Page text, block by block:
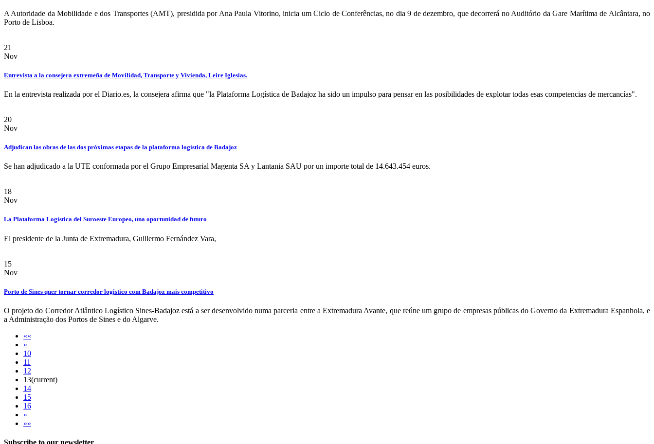
A Autoridade da Mobilidade e dos Transportes (AMT), presidida por Ana Paula Vitorino, inicia um Ciclo de Conferências, no dia 9 de dezembro, que decorrerá no Auditório da Gare Marítima de Alcântara, no
Porto de Lisboa.
21
Nov
Entrevista a la consejera extremeña de Movilidad, Transporte y Vivienda, Leire Iglesias.
En la entrevista realizada por el Diario.es, la consejera afirma que "la Plataforma Logística de Badajoz ha sido un impulso para pensar en las posibilidades de explotar todas esas competencias de mercancías".
20
Nov
Adjudican las obras de las dos próximas etapas de la plataforma logística de Badajoz
Se han adjudicado a la UTE conformada por el Grupo Empresarial Magenta SA y Lantania SAU por un importe total de 14.643.454 euros.
18
Nov
La Plataforma Logística del Suroeste Europeo, una oportunidad de futuro
El presidente de la Junta de Extremadura, Guillermo Fernández Vara,
15
Nov
Porto de Sines quer tornar corredor logistico com Badajoz mais competitivo
O projeto do Corredor Atlântico Logístico Sines-Badajoz está a ser desenvolvido numa parceria entre a Extremadura Avante, que reúne um grupo de empresas públicas do Governo da Extremadura Espanhola, e
a Administração dos Portos de Sines e do Algarve.
««
«
10
11
12
13(current)
14
15
16
»
»»